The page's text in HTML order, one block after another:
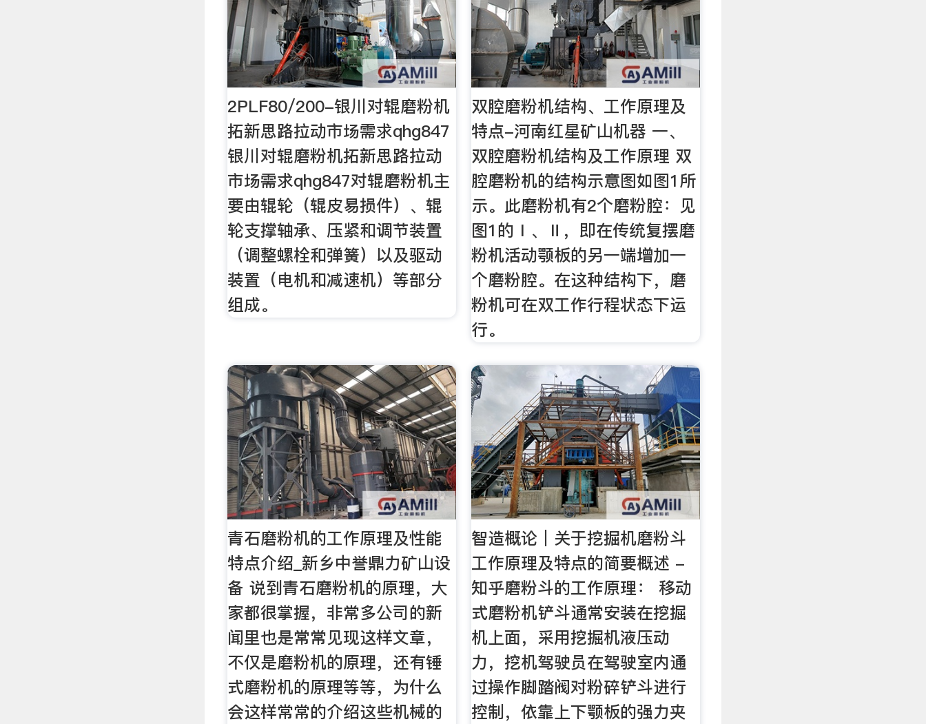
2PLF80/200-银川对辊磨粉机
拓新思路拉动市场需求qhg847
银川对辊磨粉机拓新思路拉动
市场需求qhg847对辊磨粉机主
要由辊轮（辊皮易损件）、辊
轮支撑轴承、压紧和调节装置
（调整螺栓和弹簧）以及驱动
装置（电机和减速机）等部分
组成。
双腔磨粉机结构、工作原理及
特点-河南红星矿山机器 一、
双腔磨粉机结构及工作原理 双
腔磨粉机的结构示意图如图1所
示。此磨粉机有2个磨粉腔：见
图1的Ⅰ、Ⅱ，即在传统复摆磨
粉机活动颚板的另一端增加一
个磨粉腔。在这种结构下，磨
粉机可在双工作行程状态下运
行。
青石磨粉机的工作原理及性能
特点介绍_新乡中誉鼎力矿山设
备 说到青石磨粉机的原理，大
家都很掌握，非常多公司的新
闻里也是常常见现这样文章，
不仅是磨粉机的原理，还有锤
式磨粉机的原理等等，为什么
会这样常常的介绍这些机械的
智造概论｜关于挖掘机磨粉斗
工作原理及特点的简要概述 -
知乎磨粉斗的工作原理： 移动
式磨粉机铲斗通常安装在挖掘
机上面，采用挖掘机液压动
力，挖机驾驶员在驾驶室内通
过操作脚踏阀对粉碎铲斗进行
控制，依靠上下颚板的强力夹